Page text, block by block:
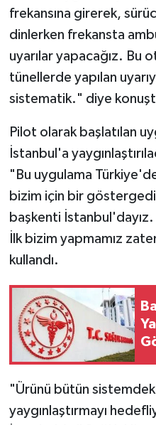
frekansına girerek,
dinlerken frekansta
uyarılar yapacağız.
tünellerde yapılan
sistematik." diye
Pilot olarak başlatılan
İstanbul'a
"Bu uygulama
bizim için bir
başkenti İstanbul'dayız.
İlk bizim yapmamız
kullandı.
"Ürünü bütün
yaygınlaştırmayı